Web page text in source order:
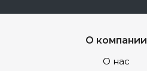
О компании
О нас